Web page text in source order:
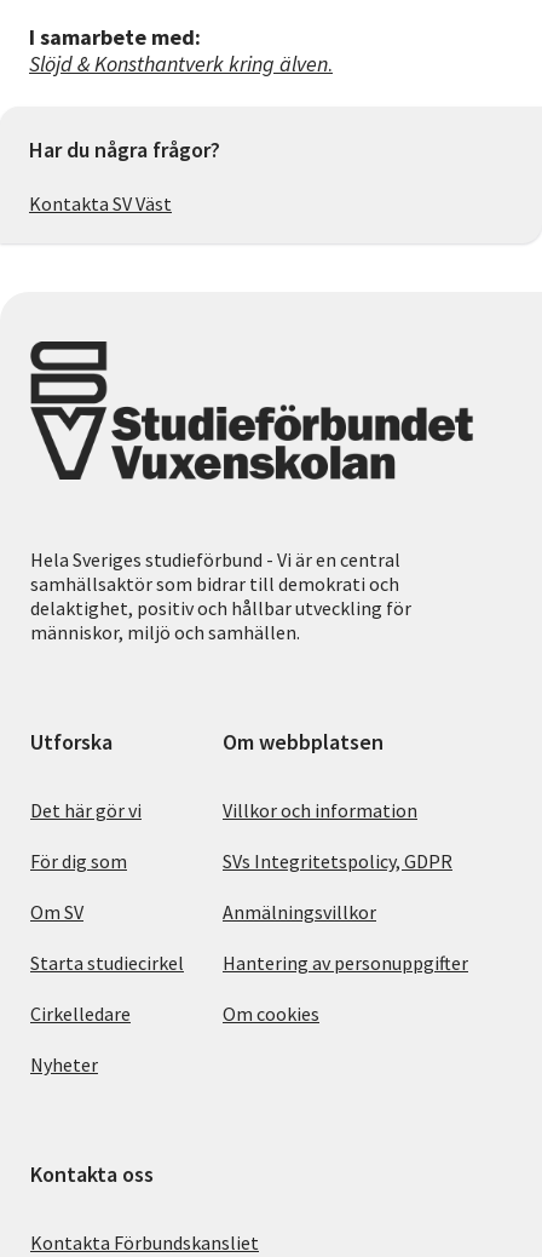
I samarbete med:
Slöjd & Konsthantverk kring älven.
Har du några frågor?
Kontakta SV Väst
Hela Sveriges studieförbund - Vi är en central
samhällsaktör som bidrar till demokrati och
delaktighet, positiv och hållbar utveckling för
människor, miljö och samhällen.
Utforska
Det här gör vi
För dig som
Om SV
Starta studiecirkel
Cirkelledare
Nyheter
Om webbplatsen
Villkor och information
SVs Integritetspolicy, GDPR
Anmälningsvillkor
Hantering av personuppgifter
Om cookies
Kontakta oss
Kontakta Förbundskansliet